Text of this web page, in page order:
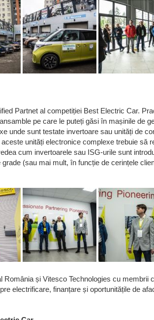
Partnet al competiției Best Electric Car.
pe care le puteți găsi în mașinile de
unde sunt testate invertoare sau unități de
unități electronice complexe trebuie să
cum invertoarele sau ISG-urile sunt
(sau mai mult, în funcție de cerințele
și Vitesco Technologies cu membrii
electrificare, finanțare și oportunitățile de